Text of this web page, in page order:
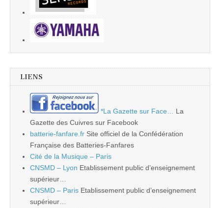
LIENS
*La Gazette sur Face…
La
Gazette des Cuivres sur Facebook
batterie-fanfare.fr Site officiel de la Confédération
Française des Batteries-Fanfares
Cité de la Musique – Paris
CNSMD – Lyon Etablissement public d’enseignement
supérieur…
CNSMD – Paris Etablissement public d’enseignement
supérieur…